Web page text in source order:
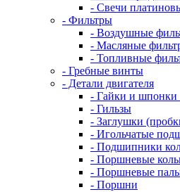
- Свечи
- Фильтры
- Воздушные
- Масляные
- Топливные
- Гребные винты
- Детали двигателя
- Гайки и шпонки
- Гильзы
- Заглушки
- Игольчатые
- Подшипники
- Поршневые
- Поршневые
- Поршни